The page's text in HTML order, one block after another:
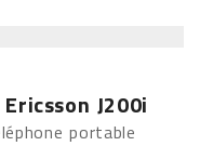
J200i
portable